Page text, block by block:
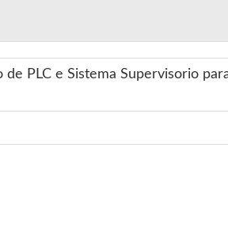
de PLC e Sistema Supervisorio